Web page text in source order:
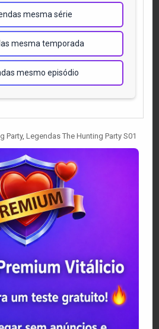
mesma série
mesma temporada
mesmo episódio
Party, Legendas The Hunting Party S01